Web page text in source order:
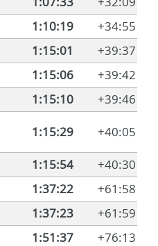
1:10:19
+34:55
1:15:01
+39:37
1:15:06
+39:42
1:15:10 +39:46
1:15:29 +40:05
1:15:54
+40:30
1:37:22
+61:58
1:37:23
+61:59
1:51:37
+76:13